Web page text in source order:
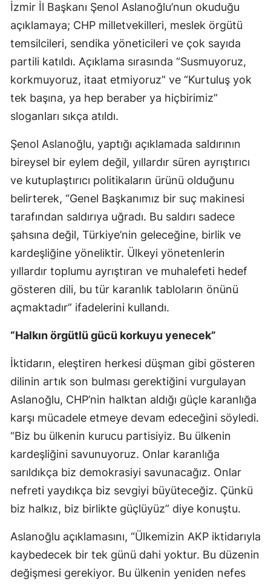
İzmir İl Başkanı Şenol Aslanoğlu’nun okuduğu
açıklamaya; CHP milletvekilleri, meslek örgütü
temsilcileri, sendika yöneticileri ve çok sayıda
partili katıldı. Açıklama sırasında “Susmuyoruz,
korkmuyoruz, itaat etmiyoruz” ve “Kurtuluş yok
tek başına, ya hep beraber ya hiçbirimiz”
sloganları sıkça atıldı.
Şenol Aslanoğlu, yaptığı açıklamada saldırının
bireysel bir eylem değil, yıllardır süren ayrıştırıcı
ve kutuplaştırıcı politikaların ürünü olduğunu
belirterek, “Genel Başkanımız bir suç makinesi
tarafından saldırıya uğradı. Bu saldırı sadece
şahsına değil, Türkiye’nin geleceğine, birlik ve
kardeşliğine yöneliktir. Ülkeyi yönetenlerin
yıllardır toplumu ayrıştıran ve muhalefeti hedef
gösteren dili, bu tür karanlık tabloların önünü
açmaktadır” ifadelerini kullandı.
“Halkın örgütlü gücü korkuyu yenecek”
İktidarın, eleştiren herkesi düşman gibi gösteren
dilinin artık son bulması gerektiğini vurgulayan
Aslanoğlu, CHP’nin halktan aldığı güçle karanlığa
karşı mücadele etmeye devam edeceğini söyledi.
“Biz bu ülkenin kurucu partisiyiz. Bu ülkenin
kardeşliğini savunuyoruz. Onlar karanlığa
sarıldıkça biz demokrasiyi savunacağız. Onlar
nefreti yaydıkça biz sevgiyi büyüteceğiz. Çünkü
biz halkız, biz birlikte güçlüyüz” diye konuştu.
Aslanoğlu açıklamasını, “Ülkemizin AKP iktidarıyla
kaybedecek bir tek günü dahi yoktur. Bu düzenin
değişmesi gerekiyor. Bu ülkenin yeniden nefes